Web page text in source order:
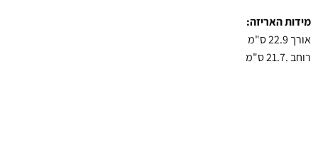
מידות האריזה:
אורך 22.9 ס"מ
רוחב .21.7 ס"מ